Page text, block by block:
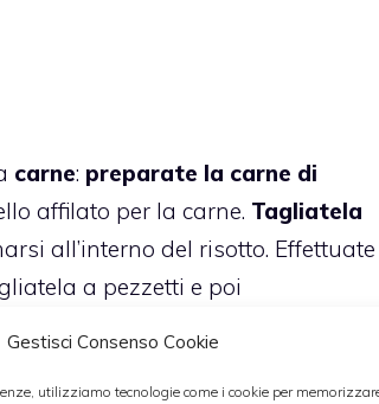
Gestisci Consenso Cookie
utilizziamo tecnologie come i cookie per
carne: preparate la carne di
affilato per la carne. Tagliatela
all’interno del risotto. Effettuate
a pezzetti e poi
stessa dimensione.
e insaporitela con sale e pepe